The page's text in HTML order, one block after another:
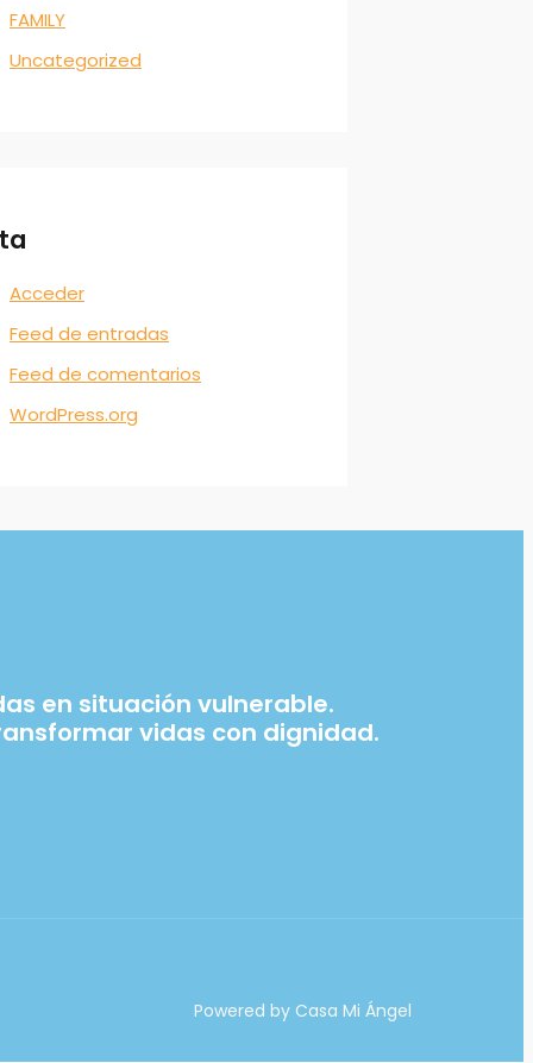
FAMILY
Uncategorized
Acceder
Feed de entradas
Feed de comentarios
WordPress.org
en situación vulnerable.
vidas con dignidad.
Powered by Casa Mi Ángel